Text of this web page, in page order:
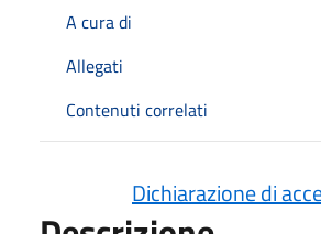
A cura di
Allegati
Contenuti correlati
Dichiarazione di